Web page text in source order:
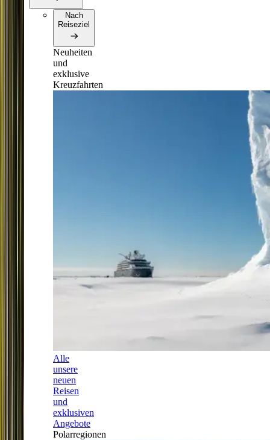
Nach
Reiseziel
Neuheiten
und
exklusive
Kreuzfahrten
Alle
unsere
neuen
Reisen
und
exklusiven
Angebote
Polarregionen